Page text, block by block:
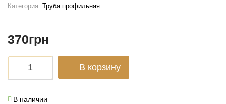
Категория:
Труба профильная
370грн
В корзину
В наличии